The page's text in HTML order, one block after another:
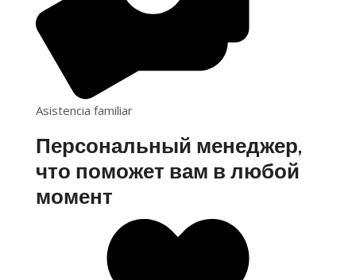
Asistencia familiar
Персональный менеджер,
что поможет вам в любой
момент